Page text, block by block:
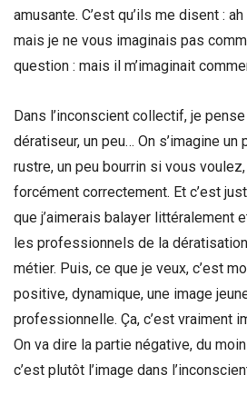
amusante. C’est qu’ils me disent :
mais je ne vous imaginais pas
question : mais il m’imaginait
Dans l’inconscient collectif, je pense
dératiseur, un peu… On s’imagine
rustre, un peu bourrin si vous
forcément correctement. Et c’est
que j’aimerais balayer littéralement
les professionnels de la
métier. Puis, ce que je veux, c’est
positive, dynamique, une image
professionnelle. Ça, c’est vraiment
On va dire la partie négative, du
c’est plutôt l’image dans